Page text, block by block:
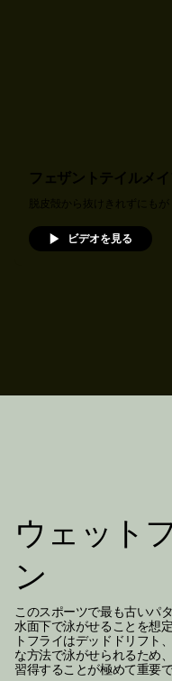
フェザントテイルメ
脱皮殻から抜けきれずにも
ビデオを見る
ウェット
ン
このスポーツで最も古いパ
水面下で泳がせることを想
トフライはデッドドリフト
な方法で泳がせられるため
習得することが極めて重要で